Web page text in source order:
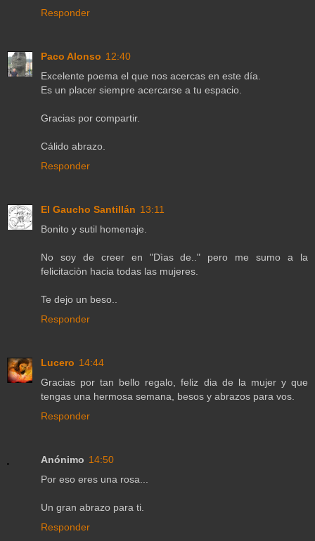
Responder
Paco Alonso 12:40
Excelente poema el que nos acercas en este día.
Es un placer siempre acercarse a tu espacio.
Gracias por compartir.
Cálido abrazo.
Responder
El Gaucho Santillán 13:11
Bonito y sutil homenaje.
No soy de creer en "Dìas de.." pero me sumo a la
felicitaciòn hacia todas las mujeres.
Te dejo un beso..
Responder
Lucero 14:44
Gracias por tan bello regalo, feliz dia de la mujer y que
tengas una hermosa semana, besos y abrazos para vos.
Responder
Anónimo 14:50
Por eso eres una rosa...
Un gran abrazo para ti.
Responder